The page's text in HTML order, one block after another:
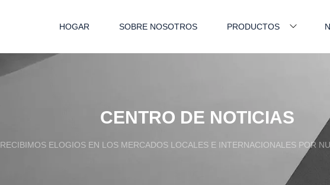
HOGAR SOBRE NOSOTROS PRODUCTOS
CENTRO DE NOTICIAS
RECIBIMOS ELOGIOS EN LOS MERCADOS LOCALES E INTERNACIONALES POR